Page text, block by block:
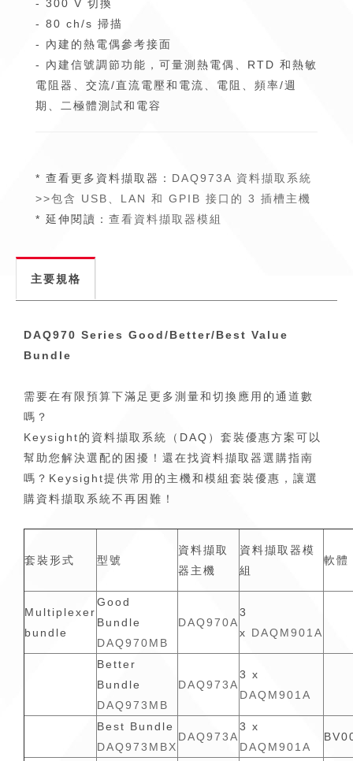
- 300 V 切換
- 80 ch/s 掃描
- 內建的熱電偶參考接面
- 內建信號調節功能，可量測熱電偶、RTD 和熱敏
電阻器、交流/直流電壓和電流、電阻、頻率/週
期、二極體測試和電容
* 查看更多資料擷取器： DAQ973A 資料擷取系統
>>包含 USB、LAN 和 GPIB 接口的 3 插槽主機
* 延伸閱讀： 查看資料擷取器模組
主要規格
DAQ970 Series Good/Better/Best Value
Bundle
需要在有限預算下滿足更多測量和切換應用的通道數
嗎？
Keysight的資料擷取系統（DAQ）套裝優惠方案可以
幫助您解決選配的困擾！還在找資料擷取器選購指南
嗎？Keysight提供常用的主機和模組套裝優惠，讓選
購資料擷取系統不再困難！
套裝形式 型號
資料擷取
器主機
資料擷取器模
組
軟體
Multiplexer
bundle
Good
Bundle
DAQ970MB
DAQ970A
3
x DAQM901A
Better
Bundle
DAQ973MB
DAQ973A
3 x
DAQM901A
Best Bundle
DAQ973MBX
DAQ973A
3 x
DAQM901A